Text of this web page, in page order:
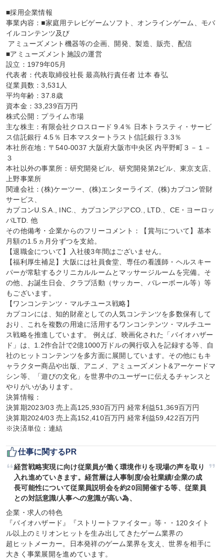
■採用企業情報
事業内容：■家庭用テレビゲームソフト、オンラインゲーム、モバ
イルコンテンツ及び
■アミューズメント施設の運営
設立：1979年05月
代表者：代表取締役社長 最高執行責任者 辻本 春弘
従業員数：3,531人
平均年齢：37.8歳
資本金：33,239百万円
株式公開：プライム市場
主な株主：有限会社クロスロード 9.4％ 日本トラスティ・サービ
ス信託銀行 4.5％ 日本マスタートラスト信託銀行 3.3％
本社所在地：〒540-0037 大阪府大阪市中央区 内平野町３－１－
３
本社以外の事業所：研究開発ビル、研究開発第2ビル、東京支店、
上野事業所
関連会社：(株)ケーツー、(株)エンターライズ、(株)カプコン管財
サービス、
カプコンU.S.A., INC.、カプコンアジアCO., LTD.、CE・ヨーロッ
パLTD. 他
その他備考・企業からのフリーコメント：【賞与について】基本
月額の1.5ヵ月分ずつを支給。
【退職金について】入社後3年間はございません。
【福利厚生補足】大阪には社員食堂、専任の看護師・ヘルスキー
パーが常駐するクリニカルルームとマッサージルームを完備。そ
の他、お誕生日会、クラブ活動（サッカー、バレーボール等）等
もございます。
【ワンコンテンツ・マルチユース戦略】
カプコンには、知的財産としての人気コンテンツを多数保有して
おり、これを複数の用途に活用するワンコンテンツ・マルチユー
ス戦略を推進しています。 例えば、映画化された「バイオハザー
ド」は、1.2作合計で2億1000万ドルの興行収入を記録する等、自
社のヒットコンテンツを多方面に展開しています。その他にもキ
ャラクター商品や出版、アニメ、アミューズメント&アーケードマ
シン等、「遊びの文化」を世界中のユーザーに伝えるチャンスと
やりがいがあります。
決算情報：
決算期2023/03 売上高125,930百万円 経常利益51,369百万円
決算期2024/03 売上高152,410百万円 経常利益59,422百万円
※決済単位：連結
仕事に関するPR
経営戦略実現に向け従業員が働く環境作りを現場の声を取り
入れ進めていきます。経営層は人事制度/会社業績/企業の成
長可能性について従業員説明会を約20回開催する等、従業員
との対話意識/人事への意識が高い為、
企業・求人の特色
『バイオハザード』『ストリートファイター』等・・120タイト
ル以上のミリオンヒットを生み出してきたゲーム業界の
超ヒットメーカー。日本発祥のゲーム業界を支え、世界を相手に
大きく事業展開を進めています。